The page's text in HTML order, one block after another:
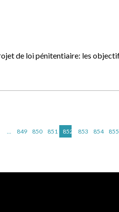
de loi pénitentiaire: les
... 849 850 851 852 853 854 855